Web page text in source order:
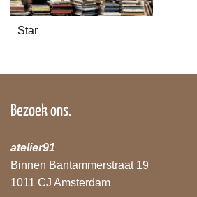
Star
Bezoek ons.
atelier91
Binnen Bantammerstraat 19
1011 CJ Amsterdam